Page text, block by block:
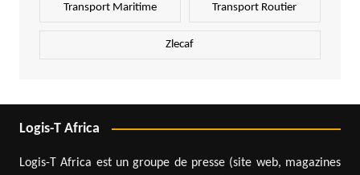
Transport Maritime Transport Routier
Zlecaf
Logis-T Africa
Logis-T Africa est un groupe de presse (site web, magazines